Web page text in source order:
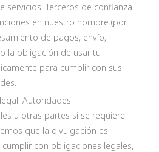
servicios: Terceros de confianza
en nuestro nombre (por
de pagos, envío,
la obligación de usar tu
para cumplir con sus
Autoridades
u otras partes si se requiere
que la divulgación es
cumplir con obligaciones legales,